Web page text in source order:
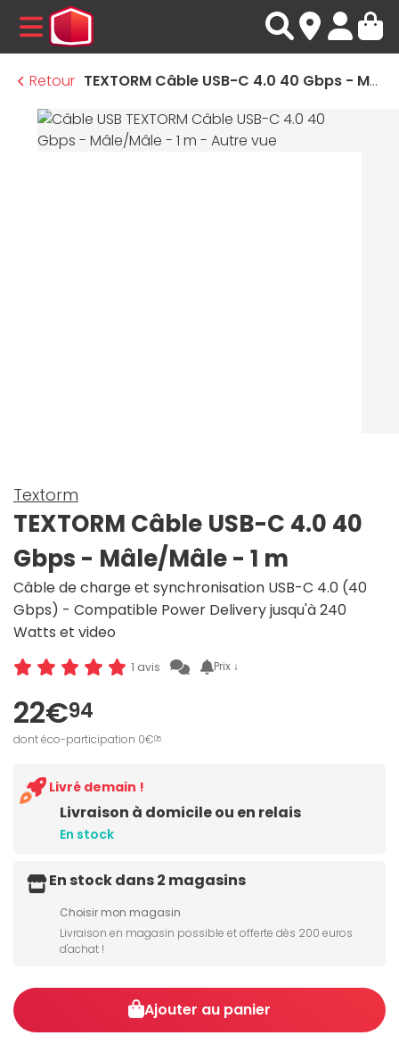
MENU
Retour
TEXTORM Câble USB-C 4.0 40 Gbps - Mâle/Mâle - 1 m
Textorm
TEXTORM Câble USB-C 4.0 40
Gbps - Mâle/Mâle - 1 m
Câble de charge et synchronisation USB-C 4.0 (40
Gbps) - Compatible Power Delivery jusqu'à 240
Watts et video
1 avis Prix ↓
22€94
dont éco-participation 0€05
Livraison à domicile ou en relais
En stock
Livré demain !
En stock dans 2 magasins
Choisir mon magasin
Livraison en magasin possible et offerte dès 200 euros
d'achat !
Ajouter au panier